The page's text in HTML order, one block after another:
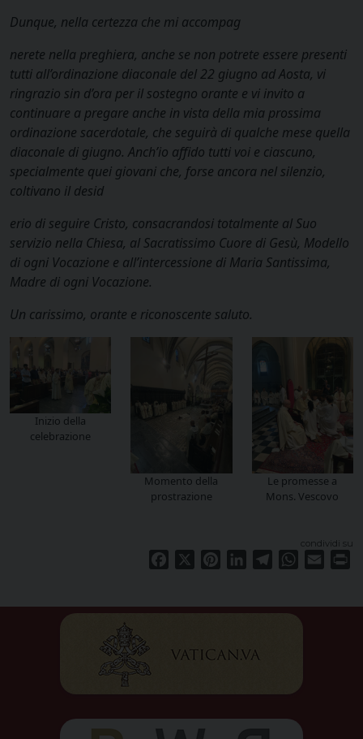
Dunque, nella certezza che mi accompag
nerete nella preghiera, anche se non potrete essere presenti
tutti all’ordinazione diaconale del 22 giugno ad Aosta, vi
ringrazio sin d’ora per il sostegno orante e vi invito a
continuare a pregare anche in vista della mia prossima
ordinazione sacerdotale, che seguirà di qualche mese quella
diaconale di giugno. Anch’io affido tutti voi e ciascuno,
specialmente quei giovani che, forse ancora nel silenzio,
coltivano il desid
erio di seguire Cristo, consacrandosi totalmente al Suo
servizio nella Chiesa, al Sacratissimo Cuore di Gesù, Modello
di ogni Vocazione e all’intercessione di Maria Santissima,
Madre di ogni Vocazione.
Un carissimo, orante e riconoscente saluto.
Inizio della
celebrazione
Momento della
prostrazione
Le promesse a
Mons. Vescovo
condividi su
Facebook PinterestLinkedInTelegramWhatsApp
Email